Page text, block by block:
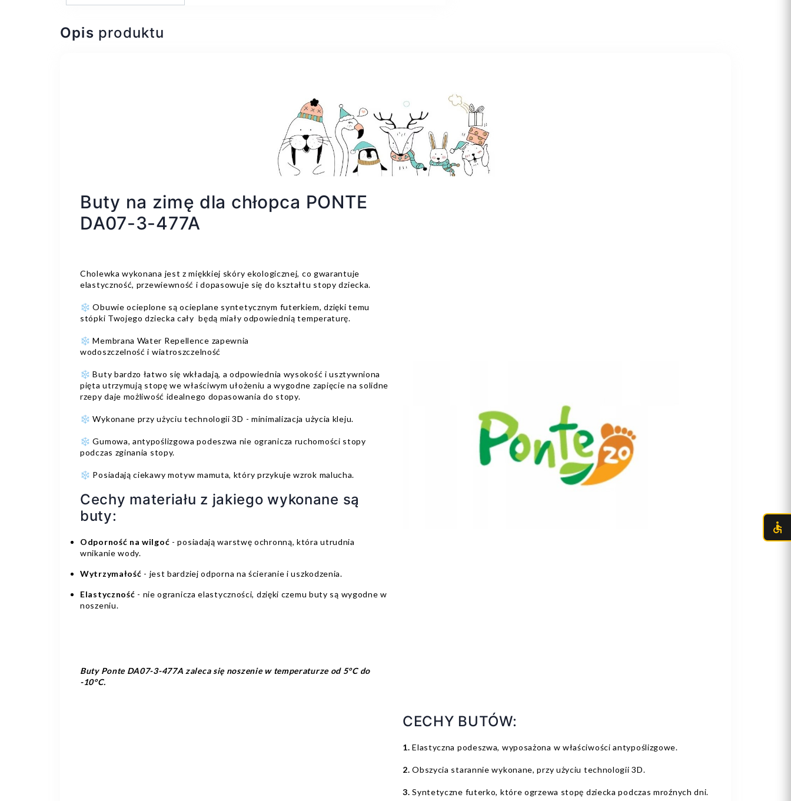
Opis produktu
Buty na zimę dla chłopca PONTE
DA07-3-477A
Cholewka wykonana jest z miękkiej skóry ekologicznej, co gwarantuje
elastyczność, przewiewność i dopasowuje się do kształtu stopy dziecka.
❄️ Obuwie ocieplone są ocieplane syntetycznym futerkiem, dzięki temu
stópki Twojego dziecka cały będą miały odpowiednią temperaturę.
❄️ Membrana Water Repellence zapewnia
wodoszczelność i wiatroszczelność
❄️ Buty bardzo łatwo się wkładają, a odpowiednia wysokość i usztywniona
pięta utrzymują stopę we właściwym ułożeniu a wygodne zapięcie na solidne
rzepy daje możliwość idealnego dopasowania do stopy.
❄️ Wykonane przy użyciu technologii 3D - minimalizacja użycia kleju.
❄️ Gumowa, antypoślizgowa podeszwa nie ogranicza ruchomości stopy
podczas zginania stopy.
❄️ Posiadają ciekawy motyw mamuta, który przykuje wzrok malucha.
Cechy materiału z jakiego wykonane są
buty:
Odporność na wilgoć - posiadają warstwę ochronną, która utrudnia
wnikanie wody.
Wytrzymałość - jest bardziej odporna na ścieranie i uszkodzenia.
Elastyczność - nie ogranicza elastyczności, dzięki czemu buty są wygodne w
noszeniu.
Buty Ponte DA07-3-477A zaleca się noszenie w temperaturze od 5°C do
-10°C.
CECHY BUTÓW:
1. Elastyczna podeszwa, wyposażona w właściwości antypoślizgowe.
2. Obszycia starannie wykonane, przy użyciu technologii 3D.
3.Syntetyczne futerko, które ogrzewa stopę dziecka podczas mroźnych dni.